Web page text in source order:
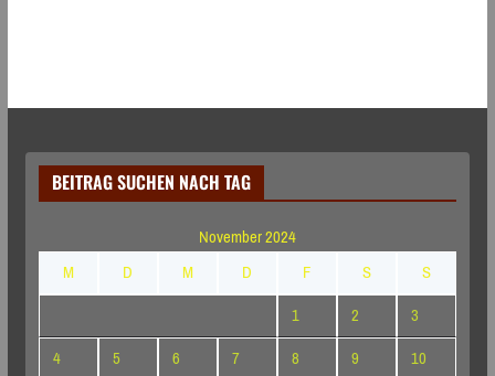
BEITRAG SUCHEN NACH TAG
November 2024
M
D M D F S
S
1
2
3
4
5 6 7 8 9
10